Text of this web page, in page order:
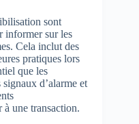
sont
informer sur les
Cela inclut des
pratiques lors
que les
d’alarme et
à une transaction.